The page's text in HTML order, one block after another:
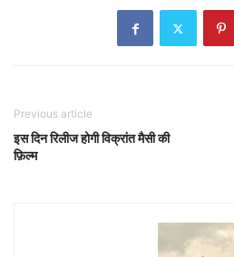
Previous article
इस दिन रिलीज होगी विक्रांत मैसी की
फ़िल्म